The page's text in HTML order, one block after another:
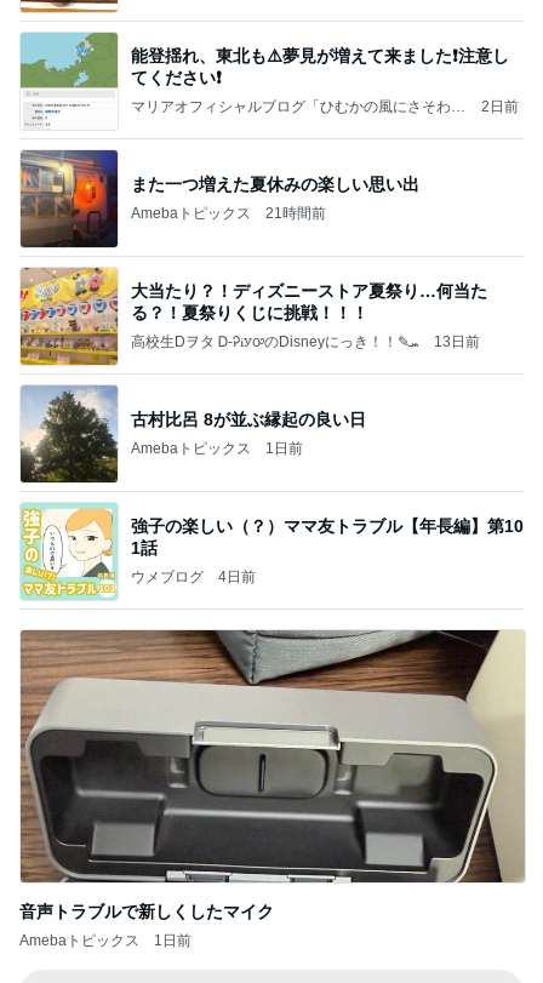
能登揺れ、東北も⚠️夢見が増えて来ました❗️注意し
てください❗️
マリアオフィシャルブログ「ひむかの風にさそわれ
2日前
また一つ増えた夏休みの楽しい思い出
Amebaトピックス 21時間前
大当たり？！ディズニーストア夏祭り…何当た
る？！夏祭りくじに挑戦！！！
高校生Dヲタ Ꭰ-ᎮꭵꭹꭴのDisneyにっき！！✎ܚ 13日前
古村比呂 8が並ぶ縁起の良い日
Amebaトピックス 1日前
強子の楽しい（？）ママ友トラブル【年長編】第10
1話
ウメブログ 4日前
音声トラブルで新しくしたマイク
Amebaトピックス 1日前